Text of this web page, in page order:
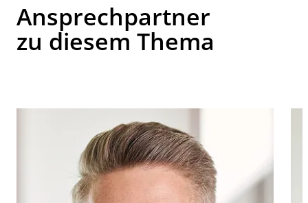
Ansprechpartner
zu diesem Thema